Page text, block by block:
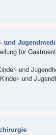
und
für
und
und